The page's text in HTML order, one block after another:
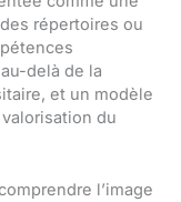
répertoires ou
delà de la
et un modèle
du
l’image